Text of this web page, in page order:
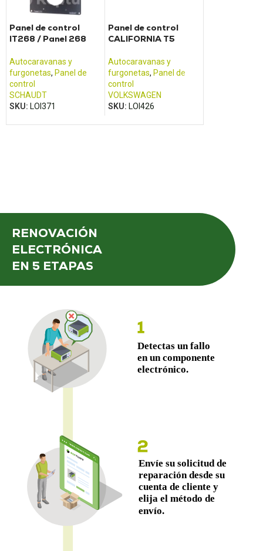
Panel de control
IT268 / Panel 268
Autocaravanas y
furgonetas, Panel de
control
SCHAUDT
SKU: LOI371
Panel de control
CALIFORNIA T5
Autocaravanas y
furgonetas, Panel de
control
VOLKSWAGEN
SKU: LOI426
RENOVACIÓN
ELECTRÓNICA
EN 5 ETAPAS